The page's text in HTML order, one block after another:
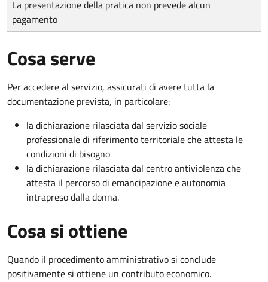
La presentazione della pratica non prevede alcun
pagamento
Cosa serve
Per accedere al servizio, assicurati di avere tutta la
documentazione prevista, in particolare:
la dichiarazione rilasciata dal servizio sociale
professionale di riferimento territoriale che attesta le
condizioni di bisogno
la dichiarazione rilasciata dal centro antiviolenza che
attesta il percorso di emancipazione e autonomia
intrapreso dalla donna.
Cosa si ottiene
Quando il procedimento amministrativo si conclude
positivamente si ottiene un contributo economico.